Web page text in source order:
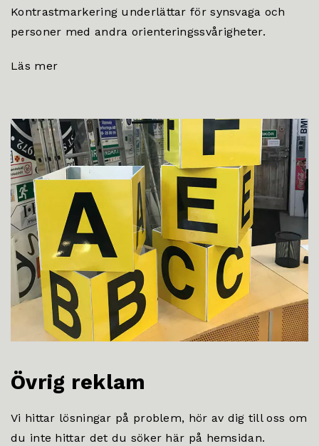
Kontrastmarkering underlättar för synsvaga och
personer med andra orienteringssvårigheter.
Läs mer
Övrig reklam
Vi hittar lösningar på problem, hör av dig till oss om
du inte hittar det du söker här på hemsidan.